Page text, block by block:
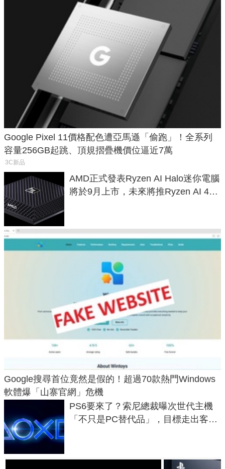
Google Pixel 11價格配色遭亞馬遜「偷跑」！全系列
容量256GB起跳、頂規摺疊機價位逼近7萬
3C新品
AMD正式發表Ryzen AI Halo迷你電腦
將於9月上市，未來將推Ryzen AI 400
Google搜尋首位竟然是假的！超過70款熱門Windows
軟體爆「山寨官網」危機
PS6要來了？索尼總裁曝次世代主機
「不只是PC替代品」，目標走出客